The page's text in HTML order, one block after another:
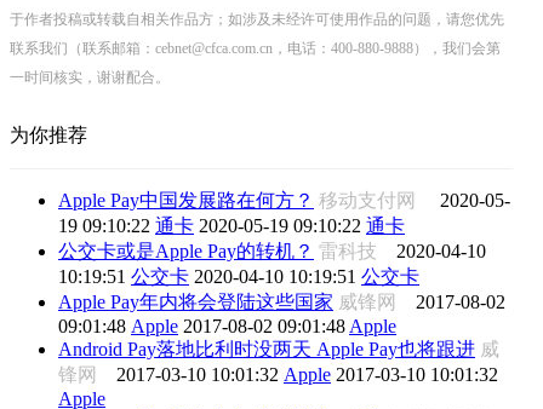
于作者投稿或转载自相关作品方；如涉及未经许可使用作品的问题，请您优先
联系我们（联系邮箱：cebnet@cfca.com.cn，电话：400-880-9888），我们会第
一时间核实，谢谢配合。
为你推荐
Apple Pay中国发展路在何方？ 移动支付网 2020-05-
19 09:10:22 通卡 2020-05-19 09:10:22 通卡
公交卡或是Apple Pay的转机？ 雷科技 2020-04-10
10:19:51 公交卡 2020-04-10 10:19:51 公交卡
Apple Pay年内将会登陆这些国家 威锋网 2017-08-02
09:01:48 Apple 2017-08-02 09:01:48 Apple
Android Pay落地比利时没两天 Apple Pay也将跟进 威
锋网 2017-03-10 10:01:32 Apple 2017-03-10 10:01:32
Apple